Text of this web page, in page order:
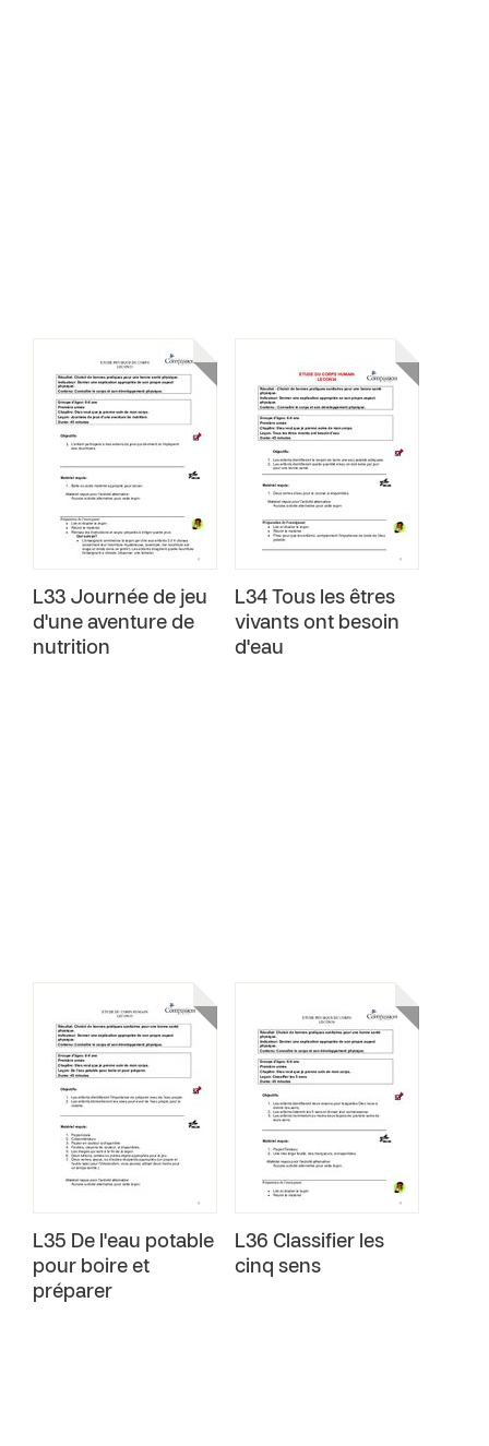
L33 Journée de jeu
d'une aventure de
nutrition
L34 Tous les êtres
vivants ont besoin
d'eau
L35 De l'eau potable
pour boire et
préparer
L36 Classifier les
cinq sens